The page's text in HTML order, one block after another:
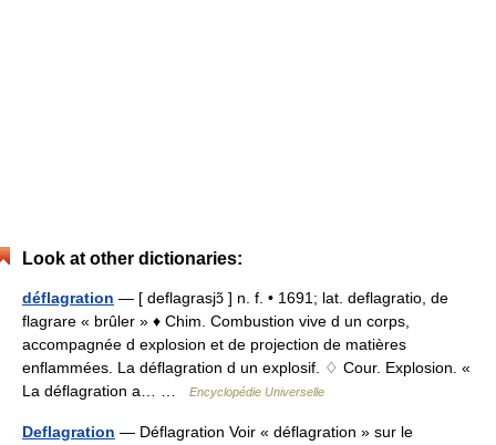
Look at other dictionaries:
déflagration — [ deflagrasjɔ̃ ] n. f. • 1691; lat. deflagratio, de
flagrare « brûler » ♦ Chim. Combustion vive d un corps,
accompagnée d explosion et de projection de matières
enflammées. La déflagration d un explosif. ♢ Cour. Explosion. «
La déflagration a… …
Encyclopédie Universelle
Deflagration — Déflagration Voir « déflagration » sur le